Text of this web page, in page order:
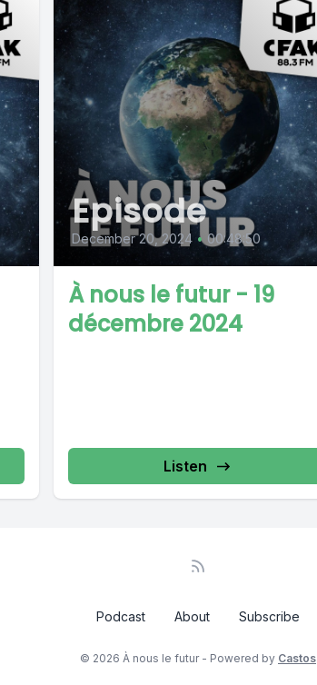
Episode
December 20, 2024 • 00:48:50
À nous le futur - 19
décembre 2024
Listen
Podcast About Subscribe
© 2026 À nous le futur - Powered by Castos